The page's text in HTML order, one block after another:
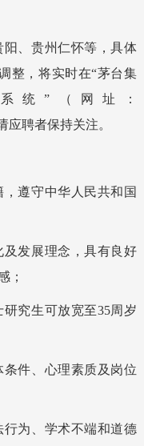
阳、贵州仁怀等，具体
整，将实时在“茅台集
统”（网址：
应聘者保持关注。
，遵守中华人民共和国
及发展理念，具有良好
；
究生可放宽至35周岁
条件、心理素质及岗位
行为、学术不端和道德